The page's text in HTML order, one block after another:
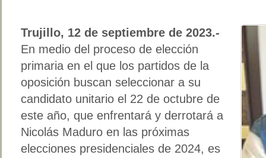
Trujillo, 12 de septiembre de 2023.-
En medio del proceso de elección
primaria en el que los partidos de la
oposición buscan seleccionar a su
candidato unitario el 22 de octubre de
este año, que enfrentará y derrotará a
Nicolás Maduro en las próximas
elecciones presidenciales de 2024, es